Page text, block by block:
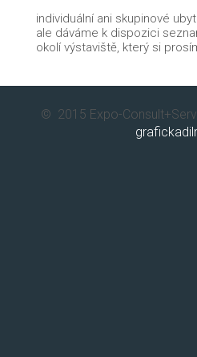
individuální ani skupinové
ale dáváme k dispozici
okolí výstaviště, který si
© 2015 Expo-